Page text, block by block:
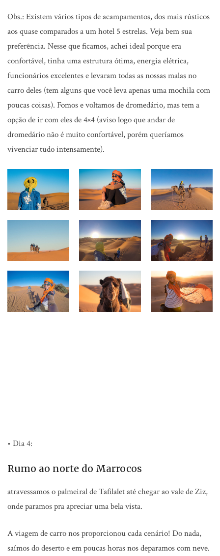
Obs.: Existem vários tipos de acampamentos, dos mais rústicos
aos quase comparados a um hotel 5 estrelas. Veja bem sua
preferência. Nesse que ficamos, achei ideal porque era
confortável, tinha uma estrutura ótima, energia elétrica,
funcionários excelentes e levaram todas as nossas malas no
carro deles (tem alguns que você leva apenas uma mochila com
poucas coisas). Fomos e voltamos de dromedário, mas tem a
opção de ir com eles de 4×4 (aviso logo que andar de
dromedário não é muito confortável, porém queríamos
vivenciar tudo intensamente).
• Dia 4:
Rumo ao norte do Marrocos
atravessamos o palmeiral de Tafilalet até chegar ao vale de Ziz,
onde paramos pra apreciar uma bela vista.
A viagem de carro nos proporcionou cada cenário! Do nada,
saímos do deserto e em poucas horas nos deparamos com neve.